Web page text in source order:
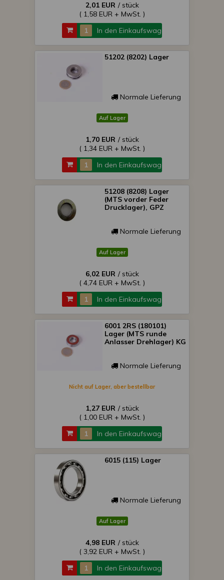
2,01 EUR / stück
( 1,58 EUR + MwSt. )
In den Einkaufswagen
51202 (8202) Lager
Normale Lieferung
Auf Lager
1,70 EUR / stück
( 1,34 EUR + MwSt. )
In den Einkaufswagen
51208 (8208) Lager
(MTS vorder Feder
Drucklager), GPZ
Normale Lieferung
Auf Lager
6,02 EUR / stück
( 4,74 EUR + MwSt. )
In den Einkaufswagen
6001 2RS (180101)
Lager (MTS runde
Anlasser Drehlager) KG
Normale Lieferung
Nicht auf Lager, aber bestellbar
1,27 EUR / stück
( 1,00 EUR + MwSt. )
In den Einkaufswagen
6015 (115) Lager
Normale Lieferung
Auf Lager
4,98 EUR / stück
( 3,92 EUR + MwSt. )
In den Einkaufswagen